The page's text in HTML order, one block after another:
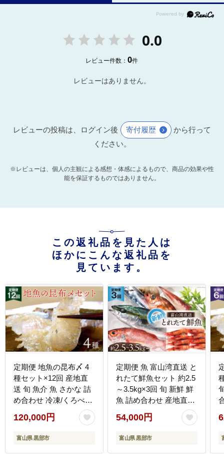
0.0
レビュー件数：0件
レビューはありません。
レビューの投稿は、ログイン後 寄付履歴
から行って
ください。
※レビューは、個人の主観による感想・体感によるもので、商品の効果や性
能を保証するものではありません。
この返礼品を見た人は
ほかにこんな返礼品を
見ています。
定期便 地魚の昆布〆 4
種セット×12回 産地直
送 旬 魚介 魚 さかな 詰
め合わせ 冷凍/くろべ漁
業協同組合 魚の駅「生
地」/富山県 黒部市
120,000円
富山県 黒部市
定期便 魚 富山湾直送 と
れたて鮮魚セット 約2.5
～3.5kg×3回 旬 新鮮 鮮
魚 詰め合わせ 産地直送
冷蔵 / くろべ漁業協同組
合 魚の駅「生地」/ 富山
県 黒部市
54,000円
富山県 黒部市